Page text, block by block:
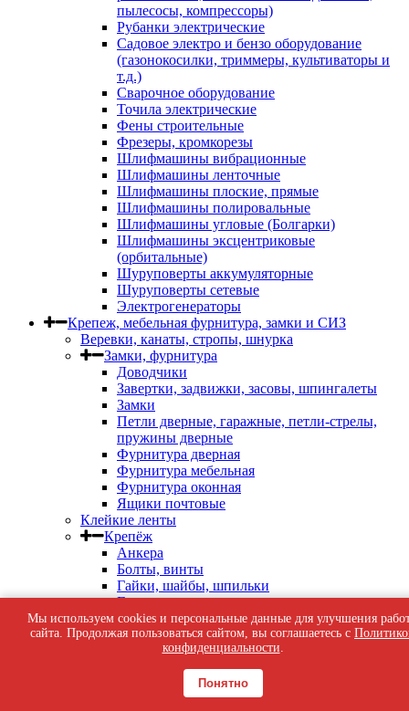
пылесосы, компрессоры)
Рубанки электрические
Садовое электро и бензо оборудование
(газонокосилки, триммеры, культиваторы и
т.д.)
Сварочное оборудование
Точила электрические
Фены строительные
Фрезеры, кромкорезы
Шлифмашины вибрационные
Шлифмашины ленточные
Шлифмашины плоские, прямые
Шлифмашины полировальные
Шлифмашины угловые (Болгарки)
Шлифмашины эксцентриковые
(орбитальные)
Шуруповерты аккумуляторные
Шуруповерты сетевые
Электрогенераторы
Крепеж, мебельная фурнитура, замки и СИЗ
Веревки, канаты, стропы, шнурка
Замки, фурнитура
Доводчики
Завертки, задвижки, засовы, шпингалеты
Замки
Петли дверные, гаражные, петли-стрелы,
пружины дверные
Фурнитура дверная
Фурнитура мебельная
Фурнитура оконная
Ящики почтовые
Клейкие ленты
Крепёж
Анкера
Болты, винты
Гайки, шайбы, шпильки
Гвозди
Дюбель-гвозди, дюбель-шурупы
Дюбеля Молли
Дюбеля пластиковые, для теплоизоляции
Кляймеры, скобы строительные, патроны
индустриальные
Перфорированный крепеж
Мы используем cookies и персональные данные для улучшения
сайта. Продолжая пользоваться сайтом, вы соглашаетесь с
конфиденциальности.
Понятно